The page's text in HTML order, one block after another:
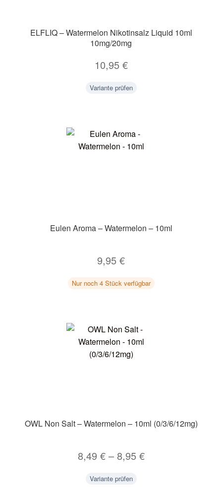
ELFLIQ – Watermelon Nikotinsalz Liquid 10ml
10mg/20mg
10,95 €
Variante prüfen
Eulen Aroma – Watermelon – 10ml
9,95 €
Nur noch 4 Stück verfügbar
OWL Non Salt – Watermelon – 10ml (0/3/6/12mg)
8,49 €– 8,95 €
Variante prüfen